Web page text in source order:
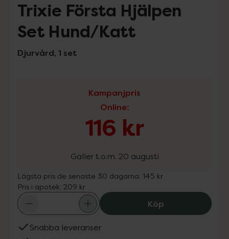
Trixie Första Hjälpen
Set Hund/Katt
Djurvård, 1 set
Kampanjpris
Online:
116 kr
Gäller t.o.m. 20 augusti
Lägsta pris de senaste 30 dagarna: 145 kr
Pris i apotek: 209 kr
KöpTrixie Första
Snabba leveranser